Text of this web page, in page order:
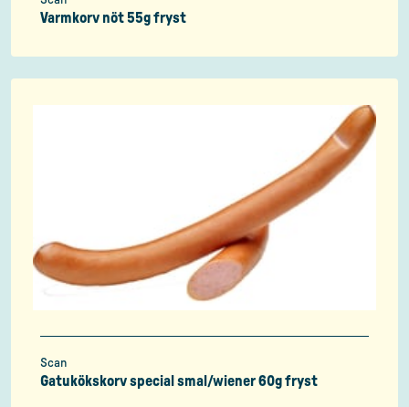
Varmkorv nöt 55g fryst
Scan
Gatukökskorv special smal/wiener 60g fryst